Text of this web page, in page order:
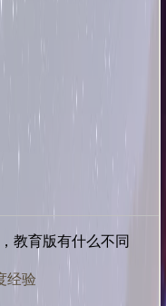
教育版有什么不同
经验